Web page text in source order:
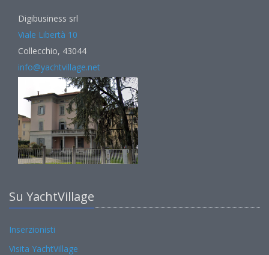
Digibusiness srl
Viale Libertà 10
Collecchio, 43044
info@yachtvillage.net
Su YachtVillage
Inserzionisti
Visita YachtVillage